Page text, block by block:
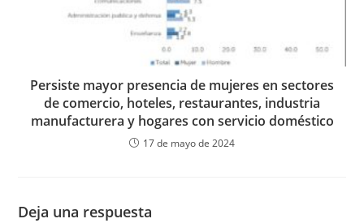
Persiste mayor presencia de mujeres en sectores
de comercio, hoteles, restaurantes, industria
manufacturera y hogares con servicio doméstico
17 de mayo de 2024
Deja una respuesta